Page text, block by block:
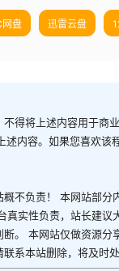
网盘 迅雷云盘
得将上述内容用于商
内容。如果您喜欢
不负责！ 本网站部
实性负责，站长建
。 本网站仅做资源
系本站删除，将及时处